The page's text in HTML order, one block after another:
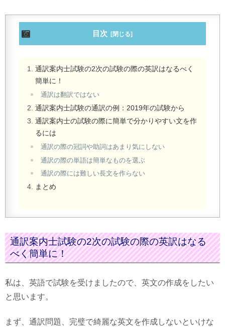
目次
通訳案内士試験の2次の試験の際の英訳はなるべく
簡単に！
通訳は翻訳ではない
通訳案内士試験の通訳の例：2019年の試験から
通訳案内士の試験の際に簡単で分かりやすい文を作
るには
通訳の際の冠詞や助詞はあまり気にしない
通訳の際の単語は簡単なものを選ぶ
通訳の際には難しい長文を作らない
まとめ
通訳案内士試験の2次の試験の際の英訳はなる
べく簡単に！
私は、英語で試験を受けましたので、英文の作成をしたい
と思います。
まず、通訳問題、完璧で綺麗な英文を作成しないといけな